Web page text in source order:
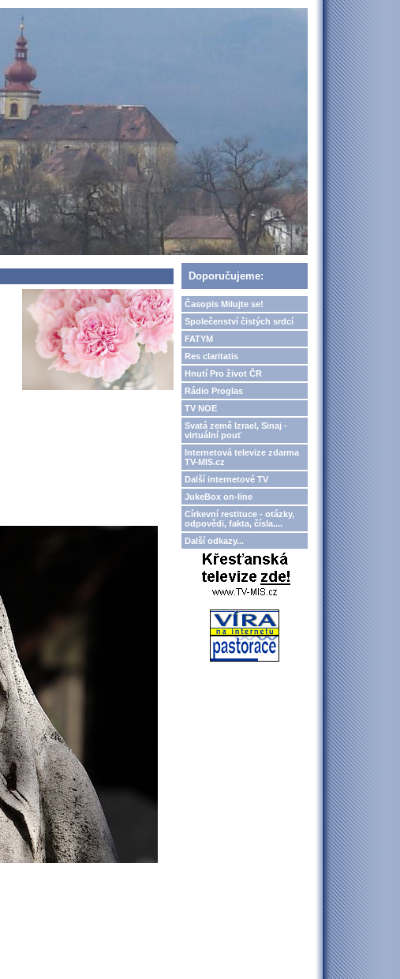
Doporučujeme:
Časopis Milujte se!
Společenství čistých srdcí
FATYM
Res claritatis
Hnutí Pro život ČR
Rádio Proglas
TV NOE
Svatá země Izrael, Sinaj -
virtuální pouť
Internetová televize zdarma
TV-MIS.cz
Další internetové TV
JukeBox on-line
Církevní restituce - otázky,
odpovědi, fakta, čísla....
Další odkazy...